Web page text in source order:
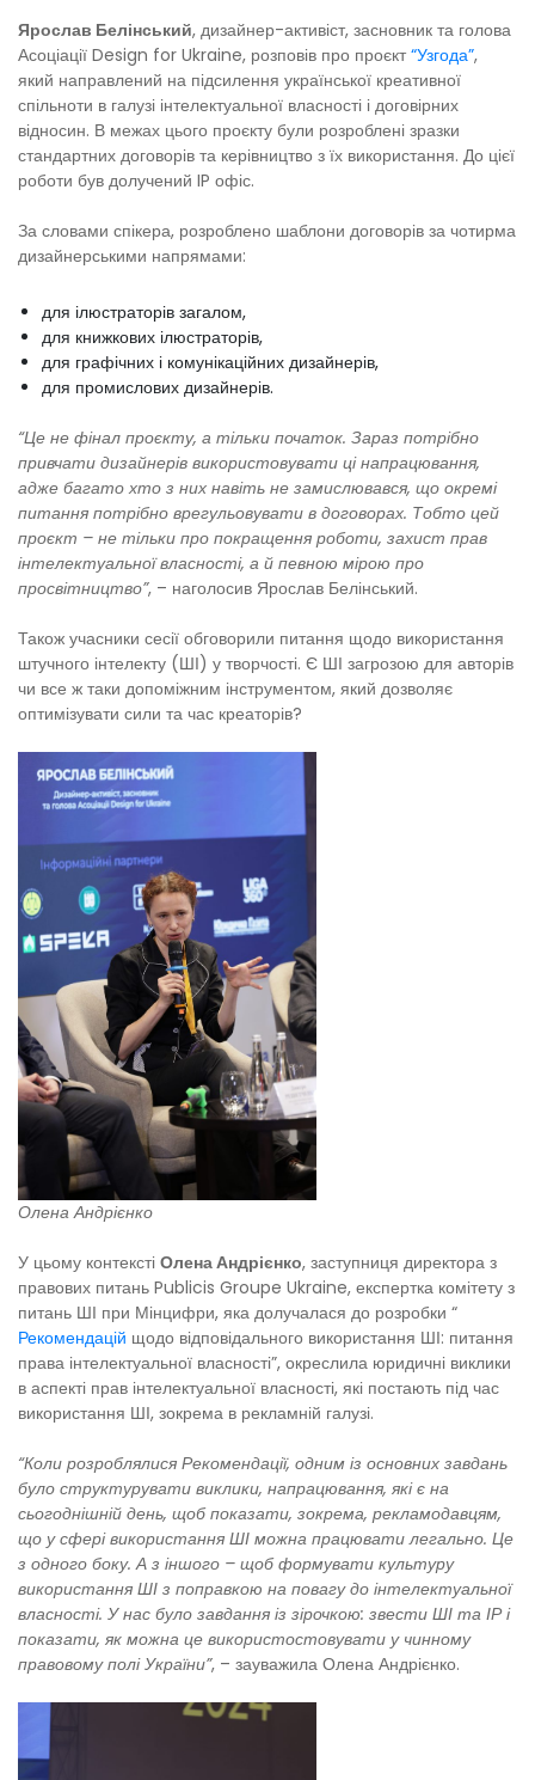
Ярослав Белінський, дизайнер-активіст, засновник та голова
Асоціації Design for Ukraine, розповів про проєкт “Узгода”,
який направлений на підсилення української креативної
спільноти в галузі інтелектуальної власності і договірних
відносин. В межах цього проєкту були розроблені зразки
стандартних договорів та керівництво з їх використання. До цієї
роботи був долучений IP офіс.
За словами спікера, розроблено шаблони договорів за чотирма
дизайнерськими напрямами:
для ілюстраторів загалом,
для книжкових ілюстраторів,
для графічних і комунікаційних дизайнерів,
для промислових дизайнерів.
“Це не фінал проєкту, а тільки початок. Зараз потрібно
привчати дизайнерів використовувати ці напрацювання,
адже багато хто з них навіть не замислювався, що окремі
питання потрібно врегульовувати в договорах. Тобто цей
проєкт – не тільки про покращення роботи, захист прав
інтелектуальної власності, а й певною мірою про
просвітництво”, – наголосив Ярослав Белінський.
Також учасники сесії обговорили питання щодо використання
штучного інтелекту (ШІ) у творчості. Є ШІ загрозою для авторів
чи все ж таки допоміжним інструментом, який дозволяє
оптимізувати сили та час креаторів?
Олена Андрієнко
У цьому контексті Олена Андрієнко, заступниця директора з
правових питань Publicis Groupe Ukraine, експертка комітету з
питань ШІ при Мінцифри, яка долучалася до розробки “
Рекомендацій щодо відповідального використання ШІ: питання
права інтелектуальної власності”, окреслила юридичні виклики
в аспекті прав інтелектуальної власності, які постають під час
використання ШІ, зокрема в рекламній галузі.
“Коли розроблялися Рекомендації, одним із основних завдань
було структурувати виклики, напрацювання, які є на
сьогоднішній день, щоб показати, зокрема, рекламодавцям,
що у сфері використання ШІ можна працювати легально. Це
з одного боку. А з іншого – щоб формувати культуру
використання ШІ з поправкою на повагу до інтелектуальної
власності. У нас було завдання із зірочкою: звести ШІ та ІР і
показати, як можна це використостовувати у чинному
правовому полі України”, – зауважила Олена Андрієнко.